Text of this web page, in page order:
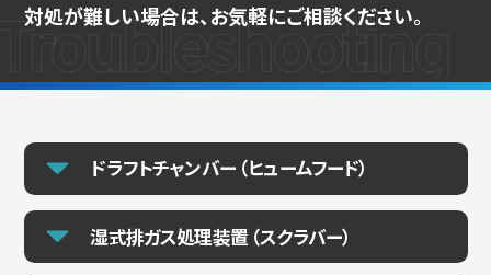
対処が難しい場合は、お気軽にご相談ください。
ドラフトチャンバー （ヒュームフード）
湿式排ガス処理装置 （スクラバー）